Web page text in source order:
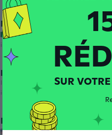
Fátima
Inscrit depuis 2018 4
il y a 5 ans
luzvenia
Inscrit depuis 2019 · 13 avis
il y a 5 ans
Pedro
Inscrit depuis 2016 · 26 avis
SUR